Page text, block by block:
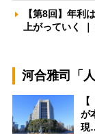
【第8回】年
上がっていく
河合雅司「
が
現